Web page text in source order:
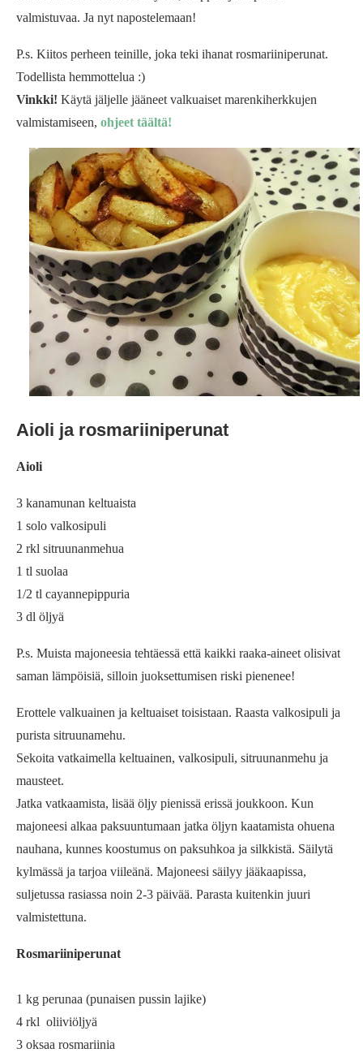
valmistuvaa. Ja nyt napostelemaan!
P.s. Kiitos perheen teinille, joka teki ihanat rosmariiniperunat.
Todellista hemmottelua :)
Vinkki! Käytä jäljelle jääneet valkuaiset marenkiherkkujen
valmistamiseen, ohjeet täältä!
Aioli ja rosmariiniperunat
Aioli
3 kanamunan keltuaista
1 solo valkosipuli
2 rkl sitruunanmehua
1 tl suolaa
1/2 tl cayannepippuria
3 dl öljyä
P.s. Muista majoneesia tehtäessä että kaikki raaka-aineet olisivat
saman lämpöisiä, silloin juoksettumisen riski pienenee!
Erottele valkuainen ja keltuaiset toisistaan. Raasta valkosipuli ja
purista sitruunamehu.
Sekoita vatkaimella keltuainen, valkosipuli, sitruunanmehu ja
mausteet.
Jatka vatkaamista, lisää öljy pienissä erissä joukkoon. Kun
majoneesi alkaa paksuuntumaan jatka öljyn kaatamista ohuena
nauhana, kunnes koostumus on paksuhkoa ja silkkistä. Säilytä
kylmässä ja tarjoa viileänä. Majoneesi säilyy jääkaapissa,
suljetussa rasiassa noin 2-3 päivää. Parasta kuitenkin juuri
valmistettuna.
Rosmariiniperunat
1 kg perunaa (punaisen pussin lajike)
4 rkl oliiviöljyä
3 oksaa rosmariinia